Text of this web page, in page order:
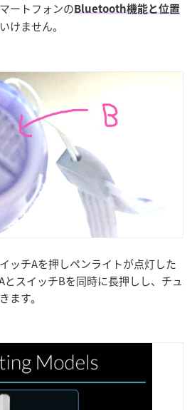
ートフォンのBluetooth機能と位置
けません。
ッチAを押しペンライトが点灯した
スイッチBを同時に長押しし、チュ
ます。